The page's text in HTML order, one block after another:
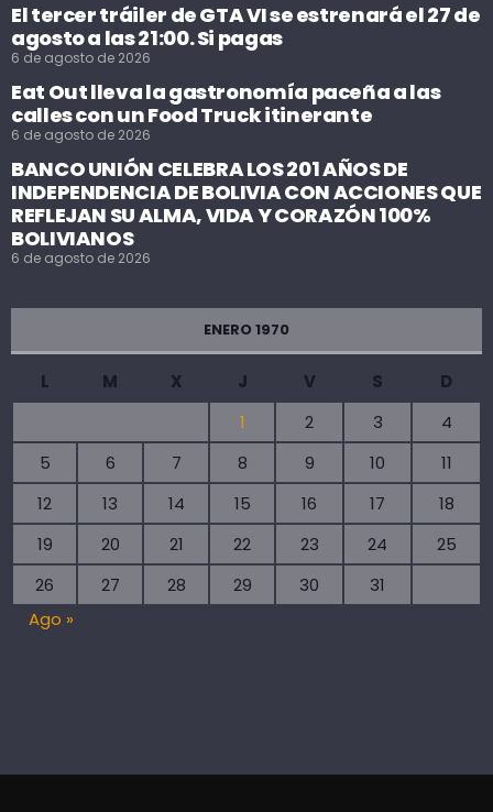
El tercer tráiler de GTA VI se estrenará el 27 de
agosto a las 21:00. Si pagas
6 de agosto de 2026
Eat Out lleva la gastronomía paceña a las
calles con un Food Truck itinerante
6 de agosto de 2026
BANCO UNIÓN CELEBRA LOS 201 AÑOS DE
INDEPENDENCIA DE BOLIVIA CON ACCIONES QUE
REFLEJAN SU ALMA, VIDA Y CORAZÓN 100%
BOLIVIANOS
6 de agosto de 2026
ENERO 1970
L M X J V S
D
1
2 3
4
5
6 7 8 9 10
11
12
13 14 15 16 17
18
19
20 21 22 23 24
25
26
27 28 29 30
31
Ago »